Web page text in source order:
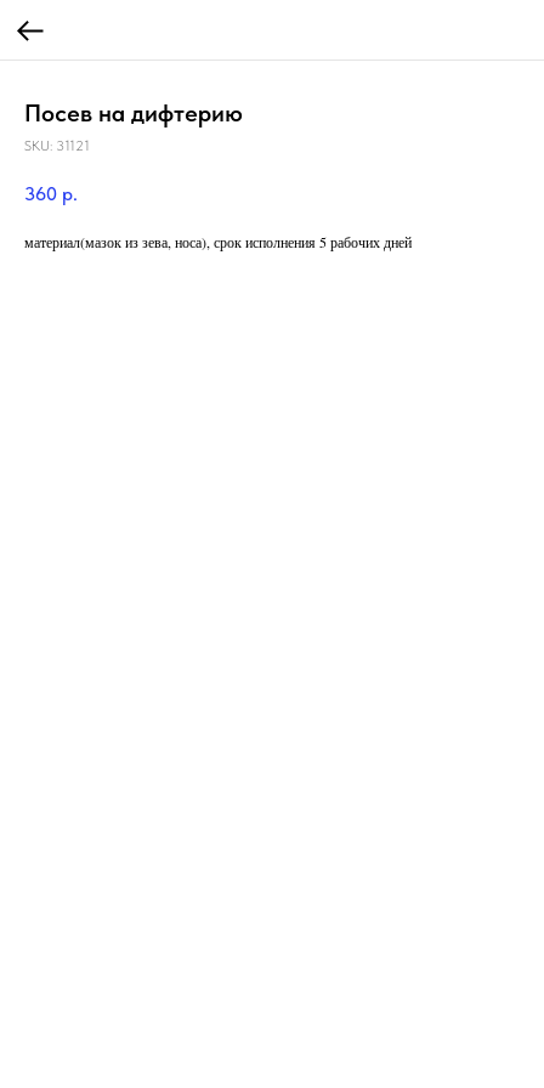
Посев на дифтерию
SKU: 31121
360 р.
материал(мазок из зева, носа), срок исполнения 5 рабочих дней